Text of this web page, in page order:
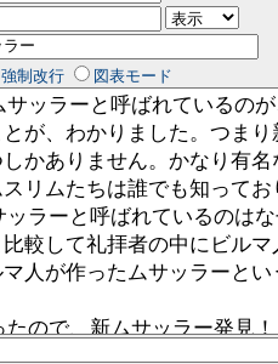
強制改行 図表モード